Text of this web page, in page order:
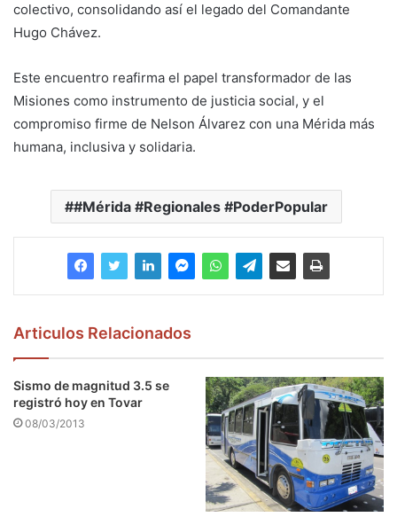
colectivo, consolidando así el legado del Comandante
Hugo Chávez.
Este encuentro reafirma el papel transformador de las
Misiones como instrumento de justicia social, y el
compromiso firme de Nelson Álvarez con una Mérida más
humana, inclusiva y solidaria.
#Mérida #Regionales #PoderPopular
Articulos Relacionados
Sismo de magnitud 3.5 se
registró hoy en Tovar
08/03/2013